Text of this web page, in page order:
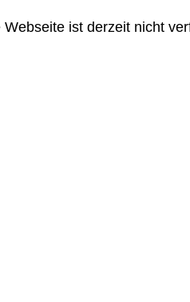
Webseite ist derzeit nicht